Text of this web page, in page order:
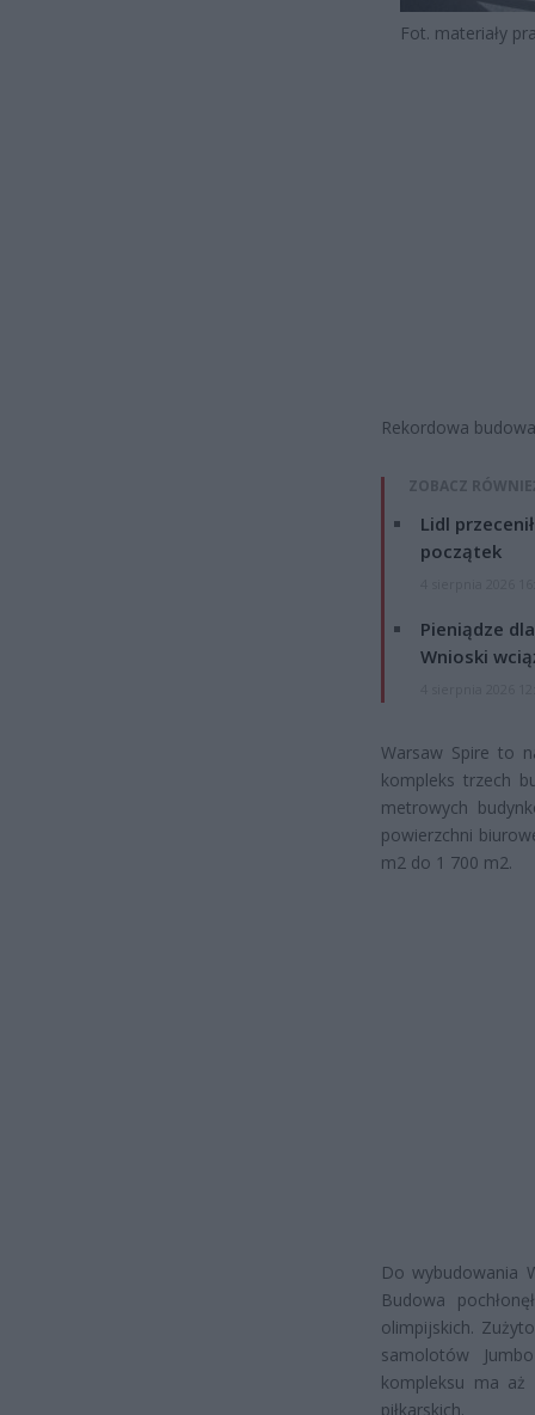
Fot. materiały
Rekordowa
ZOBACZ
Lidl
początek
Pieniądze
Wnioski
Warsaw Spire to
kompleks trzech
metrowych
powierzchni
m2 do 1 700 m2.
Do wybudowania
Budowa
olimpijskich.
samolotów
kompleksu ma
piłkarskich.